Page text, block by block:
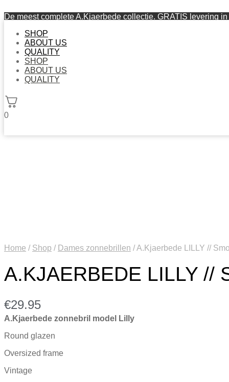
De meest complete A.Kjaerbede collectie. GRATIS levering
SHOP
ABOUT US
QUALITY
SHOP
ABOUT US
QUALITY
0
Home / Shop / Dames zonnebrillen /A.Kjaerbede LILLY //
A.KJAERBEDE LILLY //
€29.95
A.Kjaerbede zonnebril model Lilly
Round glazen
Oversized frame
Vintage